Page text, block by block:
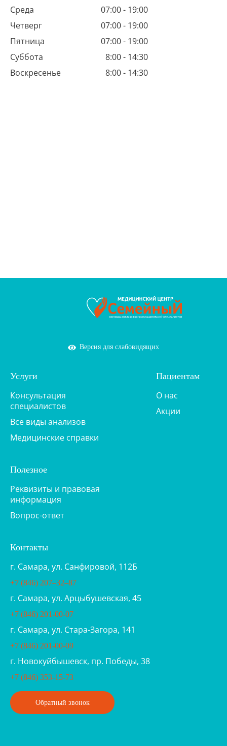
Среда
07:00 - 19:00
Четверг
07:00 - 19:00
Пятница
07:00 - 19:00
Суббота
8:00 - 14:30
Воскресенье
8:00 - 14:30
Версия для слабовидящих
Услуги
Консультация
специалистов
Все виды анализов
Медицинские справки
Пациентам
О нас
Акции
Полезное
Реквизиты и правовая
информация
Вопрос-ответ
Контакты
г. Самара, ул. Санфировой, 112Б
+7 (846) 207‒32‒87
г. Самара, ул. Арцыбушевская, 45
+7 (846) 201-00-07
г. Самара, ул. Стара-Загора, 141
+7 (846) 201-00-09
г. Новокуйбышевск, пр. Победы, 38
+7 (846) 353-15-73
Обратный звонок